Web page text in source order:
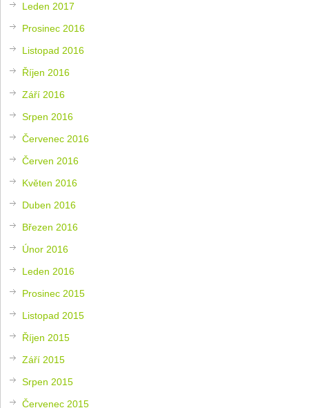
Leden 2017
Prosinec 2016
Listopad 2016
Říjen 2016
Září 2016
Srpen 2016
Červenec 2016
Červen 2016
Květen 2016
Duben 2016
Březen 2016
Únor 2016
Leden 2016
Prosinec 2015
Listopad 2015
Říjen 2015
Září 2015
Srpen 2015
Červenec 2015